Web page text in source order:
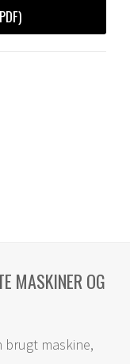
MASKINER OG
maskine,